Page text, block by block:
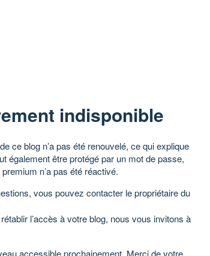
indisponible
ce blog n’a pas été renouvelé, ce qui explique
également être protégé par un mot de passe,
n’a pas été réactivé.
vous pouvez contacter le propriétaire du
l’accès à votre blog, nous vous invitons à
accessible prochainement. Merci de votre